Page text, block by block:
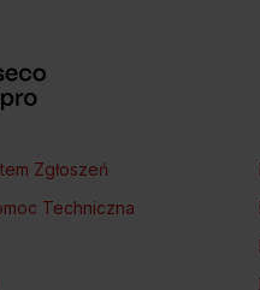
Zgłoszeń
Techniczna